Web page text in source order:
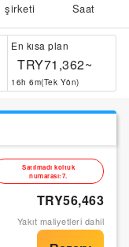
şirketi Saat
En kısa plan
TRY71,362~
16h 6m(Tek Yön)
Satılmadı koltuk
numarası:7.
TRY56,463
Yakıt maliyetleri dahil